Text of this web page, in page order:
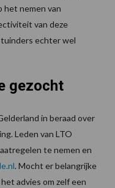
het nemen van
van deze
echter wel
gezocht
in beraad over
Leden van LTO
te nemen en
. Mocht er belangrijke
advies om zelf een